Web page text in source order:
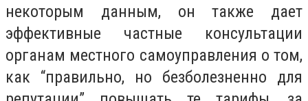
некоторым данным, он также дает
эффективные частные консультации
органам местного самоуправления о том,
как “правильно, но безболезненно для